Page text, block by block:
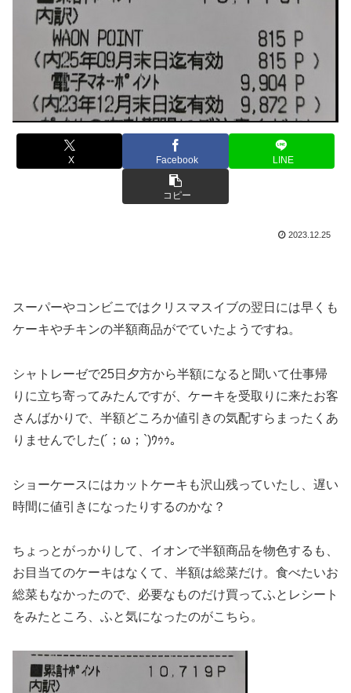
X Facebook LINE
コピー
2023.12.25
スーパーやコンビニではクリスマスイブの翌日には早くも
ケーキやチキンの半額商品がでていたようですね。
シャトレーゼで25日夕方から半額になると聞いて仕事帰
りに立ち寄ってみたんですが、ケーキを受取りに来たお客
さんばかりで、半額どころか値引きの気配すらまったくあ
りませんでした(´；ω；`)ｳｩｩ。
ショーケースにはカットケーキも沢山残っていたし、遅い
時間に値引きになったりするのかな？
ちょっとがっかりして、イオンで半額商品を物色するも、
お目当てのケーキはなくて、半額は総菜だけ。食べたいお
総菜もなかったので、必要なものだけ買ってふとレシート
をみたところ、ふと気になったのがこちら。